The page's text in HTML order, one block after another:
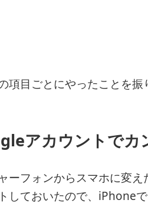
項目ごとにやったことを振
アカウントで
ーフォンからスマホに変
しておいたので、iPhone